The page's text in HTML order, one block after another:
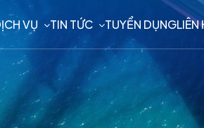
VỤ TIN TỨC TUYỂN DỤNGLIÊN